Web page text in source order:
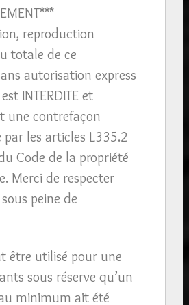
reproduction
totale de ce
autorisation express
INTERDITE et
une contrefaçon
par les articles L335.2
Code de la propriété
Merci de respecter
peine de
être utilisé pour une
sous réserve qu’un
minimum ait été